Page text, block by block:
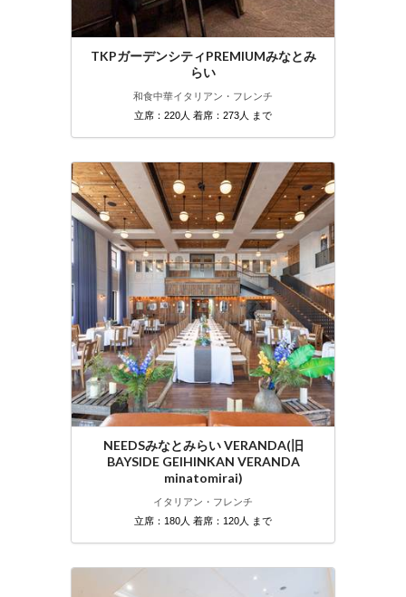
TKPガーデンシティPREMIUMみなとみ
らい
和食中華イタリアン・フレンチ
立席：220人 着席：273人 まで
NEEDSみなとみらい VERANDA(旧
BAYSIDE GEIHINKAN VERANDA
minatomirai)
イタリアン・フレンチ
立席：180人 着席：120人 まで